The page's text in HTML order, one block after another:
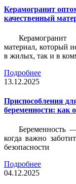
Керамогранит
качественный
материал, который
в жилых, так и в
Подробнее
13.12.2025
Приспособления
беременности: как
Беременность
когда важно
безопасности
Подробнее
04.12.2025